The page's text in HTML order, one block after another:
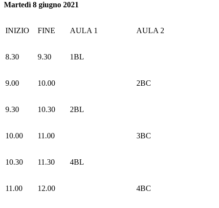
Martedì 8 giugno 2021
INIZIO FINE AULA 1 AULA 2
8.30 9.30 1BL
9.00 10.00 2BC
9.30 10.30 2BL
10.00 11.00 3BC
10.30 11.30 4BL
11.00 12.00 4BC